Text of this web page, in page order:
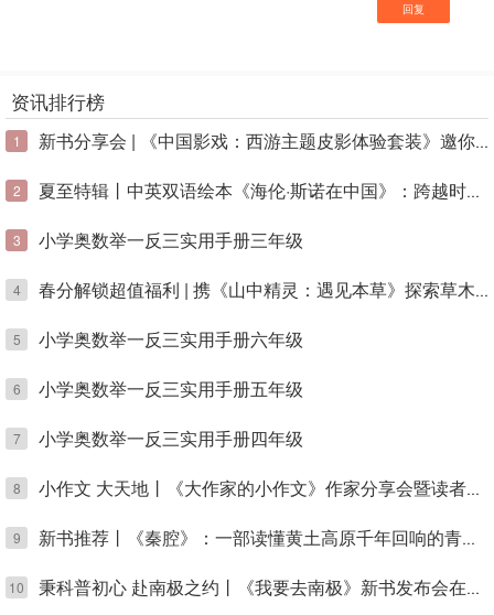
回复
资讯排行榜
1 新书分享会 | 《中国影戏：西游主题皮影体验套装》邀你共赴皮影奇幻之旅
2 夏至特辑丨中英双语绘本《海伦·斯诺在中国》：跨越时空的友谊之书
3 小学奥数举一反三实用手册三年级
4 春分解锁超值福利 | 携《山中精灵：遇见本草》探索草木私语！
5 小学奥数举一反三实用手册六年级
6 小学奥数举一反三实用手册五年级
7 小学奥数举一反三实用手册四年级
8 小作文 大天地丨《大作家的小作文》作家分享会暨读者见面会在京举办
9 新书推荐丨《秦腔》：一部读懂黄土高原千年回响的青春读本
10 秉科普初心 赴南极之约丨《我要去南极》新书发布会在北京成功举办